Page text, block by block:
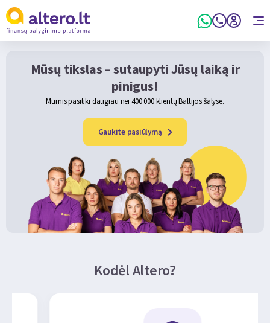
Mūsų tikslas – sutaupyti Jūsų laiką ir
pinigus!
Mumis pasitiki daugiau nei 400 000 klientų Baltijos šalyse.
Gaukite pasiūlymą
Kodėl Altero?